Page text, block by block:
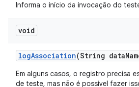
Informa o início da invocação do
void
logAssociation(String data
Em alguns casos, o registro precisa
de teste, mas não é possível fazer